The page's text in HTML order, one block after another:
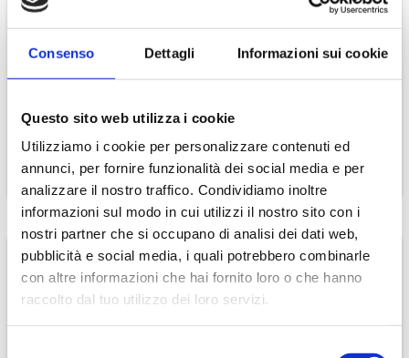
Consenso Dettagli Informazioni sui cookie
Questo sito web utilizza i cookie
Utilizziamo i cookie per personalizzare contenuti ed
annunci, per fornire funzionalità dei social media e per
analizzare il nostro traffico. Condividiamo inoltre
informazioni sul modo in cui utilizzi il nostro sito con i
nostri partner che si occupano di analisi dei dati web,
pubblicità e social media, i quali potrebbero combinarle
con altre informazioni che hai fornito loro o che hanno
raccolto dal tuo utilizzo dei loro servizi.
Orientamento:
Epoca vendemmia:Agosto - Settembre
Conservazione:Al riparo dalla luce e dalle fonti di calore
Etichettatura ambientale, informazioni nutrizionali,
ingredienti: clicca qui
-15.00%
Regular Pollo Fresco
€ 23,90 € 20,32
CONTINUA
-
€ 24,65
CONTINUA